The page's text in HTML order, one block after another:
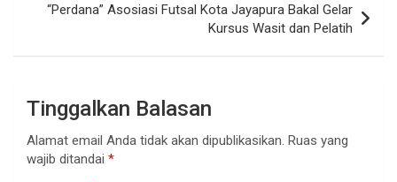
“Perdana” Asosiasi Futsal Kota Jayapura Bakal Gelar
Kursus Wasit dan Pelatih
Tinggalkan Balasan
Alamat email Anda tidak akan dipublikasikan. Ruas yang
wajib ditandai *